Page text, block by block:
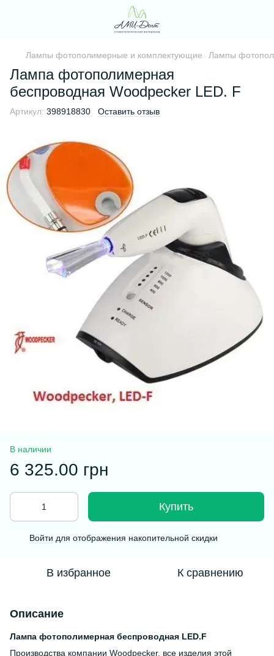
Лампы фотополимерные и комплектующие Лампы
Лампа фотополимерная
беспроводная Woodpecker LED. F
Артикул: 398918830 Оставить отзыв
В наличии
6 325.00 грн
Купить
Войти для отображения накопительной скидки
В избранное К сравнению
Описание
Лампа фотополимерная беспроводная LED.F
Производства компании Woodpecker, все изделия этой